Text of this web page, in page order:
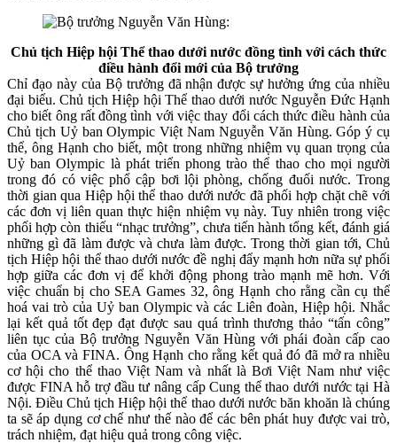
Chủ tịch Hiệp hội Thể thao dưới nước đồng tình với cách thức
điều hành đổi mới của Bộ trưởng
Chỉ đạo này của Bộ trưởng đã nhận được sự hưởng ứng của nhiều
đại biểu. Chủ tịch Hiệp hội Thể thao dưới nước Nguyễn Đức Hạnh
cho biết ông rất đồng tình với việc thay đổi cách thức điều hành của
Chủ tịch Uỷ ban Olympic Việt Nam Nguyễn Văn Hùng. Góp ý cụ
thể, ông Hạnh cho biết, một trong những nhiệm vụ quan trọng của
Uỷ ban Olympic là phát triển phong trào thể thao cho mọi người
trong đó có việc phổ cập bơi lội phòng, chống đuối nước. Trong
thời gian qua Hiệp hội thể thao dưới nước đã phối hợp chặt chẽ với
các đơn vị liên quan thực hiện nhiệm vụ này. Tuy nhiên trong việc
phối hợp còn thiếu “nhạc trưởng”, chưa tiến hành tổng kết, đánh giá
những gì đã làm được và chưa làm được. Trong thời gian tới, Chủ
tịch Hiệp hội thể thao dưới nước đề nghị đẩy mạnh hơn nữa sự phối
hợp giữa các đơn vị để khởi động phong trào mạnh mẽ hơn. Với
việc chuẩn bị cho SEA Games 32, ông Hạnh cho rằng cần cụ thể
hoá vai trò của Uỷ ban Olympic và các Liên đoàn, Hiệp hội. Nhắc
lại kết quả tốt đẹp đạt được sau quá trình thương thảo “tấn công”
liên tục của Bộ trưởng Nguyễn Văn Hùng với phái đoàn cấp cao
của OCA và FINA. Ông Hạnh cho rằng kết quả đó đã mở ra nhiều
cơ hội cho thể thao Việt Nam và nhất là Bơi Việt Nam như việc
được FINA hỗ trợ đầu tư nâng cấp Cung thể thao dưới nước tại Hà
Nội. Điều Chủ tịch Hiệp hội thể thao dưới nước băn khoăn là chúng
ta sẽ áp dụng cơ chế như thế nào để các bên phát huy được vai trò,
trách nhiệm, đạt hiệu quả trong công việc.